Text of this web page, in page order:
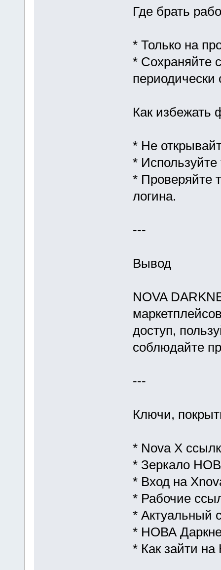
Где брать
* Только на
* Сохраняйте
периодически
Как избежать
* Не
* Используйте
* Проверяйте
логина.
---
Вывод
NOVA
доступ,
соблюдайте
---
Ключи,
* Nova X
* Зеркало
* Вход на
* Рабочие
* Актуальный
* НОВА
* Как зайти